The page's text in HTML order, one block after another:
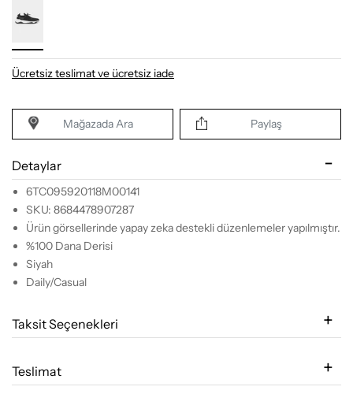
Ücretsiz teslimat ve ücretsiz iade
Mağazada Ara Paylaş
Detaylar
6TC095920118M00141
SKU: 8684478907287
Ürün görsellerinde yapay zeka destekli düzenlemeler yapılmıştır.
%100 Dana Derisi
Siyah
Daily/Casual
Taksit Seçenekleri
Teslimat